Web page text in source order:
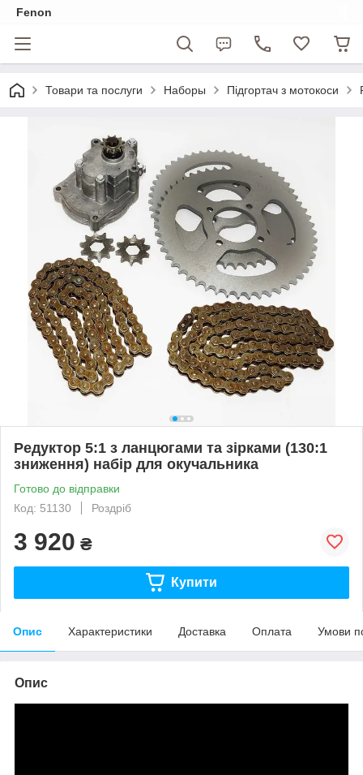
Fenon
Товари та послуги Наборы Підгортач з мотокоси
Редуктор 5:1 з ланцюгами та зірками (130:1
зниження) набір для окучальника
Готово до відправки
Код: 51130
Роздріб
3 920 ₴
Купити
Опис Характеристики Доставка Оплата Умови
Опис